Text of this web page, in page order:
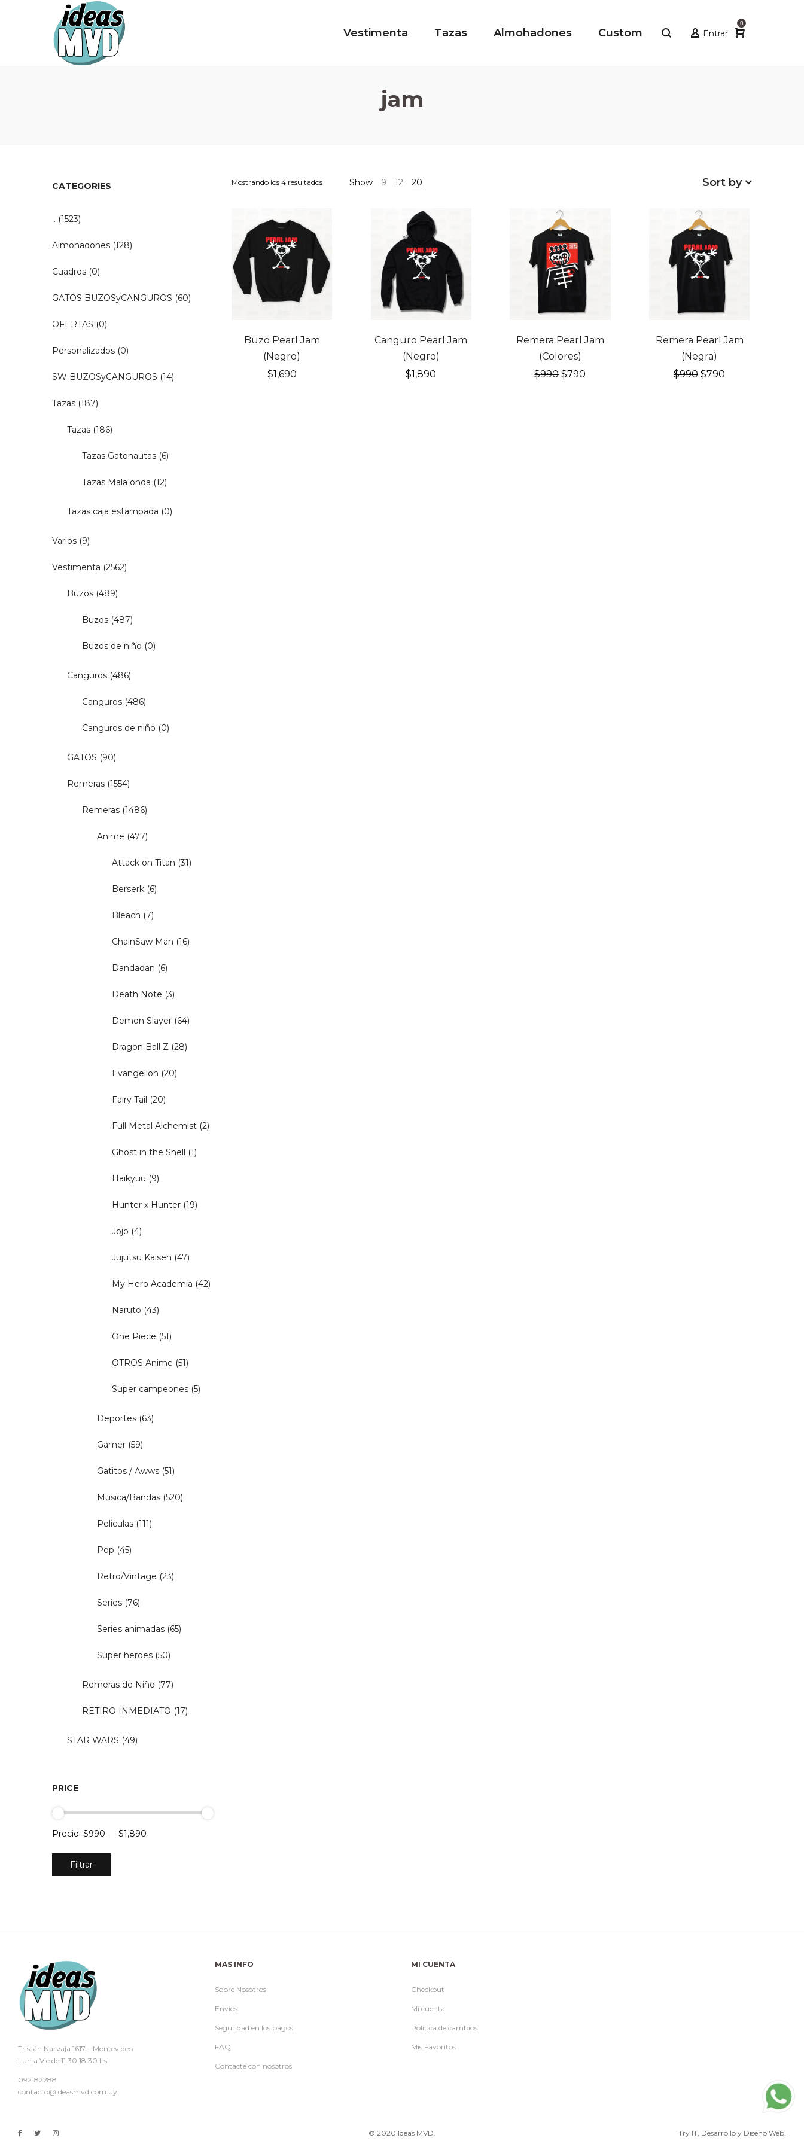
Ideas
Ideas Entrar
0
Vestimenta Tazas Almohadones Custom
jam
Mostrando los 4 resultados Show 9 12 20 Sort by
Buzo Pearl Jam
(Negro)
$1,690
Canguro Pearl Jam
(Negro)
$1,890
20% OFF
Remera Pearl Jam
(Colores)
$990El
$790
20% OFF
Remera Pearl Jam
(Negra)
$990 El
$790
CATEGORIES
.. (1523)
Almohadones (128)
Cuadros (0)
GATOS BUZOSyCANGUROS (60)
OFERTAS (0)
Personalizados (0)
SW BUZOSyCANGUROS (14)
Tazas (187)
Tazas (186)
Tazas Gatonautas (6)
Tazas Mala onda (12)
Tazas caja estampada (0)
Varios (9)
Vestimenta (2562)
Buzos (489)
Buzos (487)
Buzos de niño (0)
Canguros (486)
Canguros (486)
Canguros de niño (0)
GATOS (90)
Remeras (1554)
Remeras (1486)
Anime (477)
Attack on Titan (31)
Berserk (6)
Bleach (7)
ChainSaw Man (16)
Dandadan (6)
Death Note (3)
Demon Slayer (64)
Dragon Ball Z (28)
Evangelion (20)
Fairy Tail (20)
Full Metal Alchemist (2)
Ghost in the Shell (1)
Haikyuu (9)
Hunter x Hunter (19)
Jojo (4)
Jujutsu Kaisen (47)
My Hero Academia (42)
Naruto (43)
One Piece (51)
OTROS Anime (51)
Super campeones (5)
Deportes (63)
Gamer (59)
Gatitos / Awws (51)
Musica/Bandas (520)
Peliculas (111)
Pop (45)
Retro/Vintage (23)
Series (76)
Series animadas (65)
Super heroes (50)
Remeras de Niño (77)
RETIRO INMEDIATO (17)
STAR WARS (49)
PRICE
Precio
mínimo
Precio
máximo
Filtrar
Precio: $990 — $1,890
Tristán Narvaja 1617 – Montevideo
Lun a Vie de 11.30 18.30 hs
092182288
contacto@ideasmvd.com.uy
MAS INFO
Sobre Nosotros
Envíos
Seguridad en los pagos
FAQ
Contacte con nosotros
MI CUENTA
Checkout
Mi cuenta
Política de cambios
Mis Favoritos
© 2020 Ideas MVD. Try IT, Desarrollo y Diseño Web.